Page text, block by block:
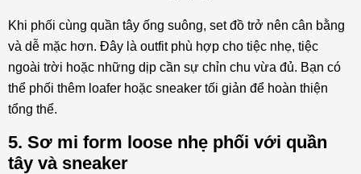
Khi phối cùng quần tây ống suông, set đồ trở nên cân bằng
và dễ mặc hơn. Đây là outfit phù hợp cho tiệc nhẹ, tiệc
ngoài trời hoặc những dịp cần sự chỉn chu vừa đủ. Bạn có
thể phối thêm loafer hoặc sneaker tối giản để hoàn thiện
tổng thể.
5. Sơ mi form loose nhẹ phối với quần
tây và sneaker